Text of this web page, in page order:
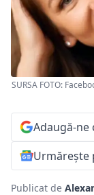
SURSA FOTO:
Adaugă-ne
Urmărește
Publicat de